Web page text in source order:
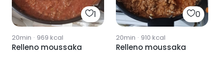
1
20min · 969 kcal
Relleno moussaka
0
20min · 910 kcal
Relleno moussaka